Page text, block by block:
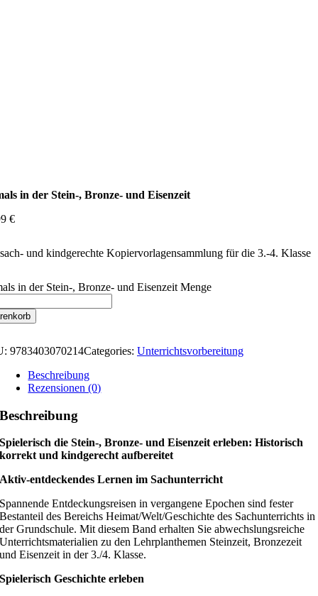
in der Stein-, Bronze- und Eisenzeit
€
und kindgerechte Kopiervorlagensammlung für die 3.-4. Klasse
in der Stein-, Bronze- und Eisenzeit Menge
9783403070214Categories: Unterrichtsvorbereitung
Beschreibung
Rezensionen (0)
Beschreibung
Spielerisch die Stein-, Bronze- und Eisenzeit erleben: Historisch
korrekt und kindgerecht aufbereitet
Aktiv-entdeckendes Lernen im Sachunterricht
Spannende Entdeckungsreisen in vergangene Epochen sind fester
Bestanteil des Bereichs Heimat/Welt/Geschichte des Sachunterrichts in
der Grundschule. Mit diesem Band erhalten Sie abwechslungsreiche
Unterrichtsmaterialien zu den Lehrplanthemen Steinzeit, Bronzezeit
und Eisenzeit in der 3./4. Klasse.
Spielerisch Geschichte erleben